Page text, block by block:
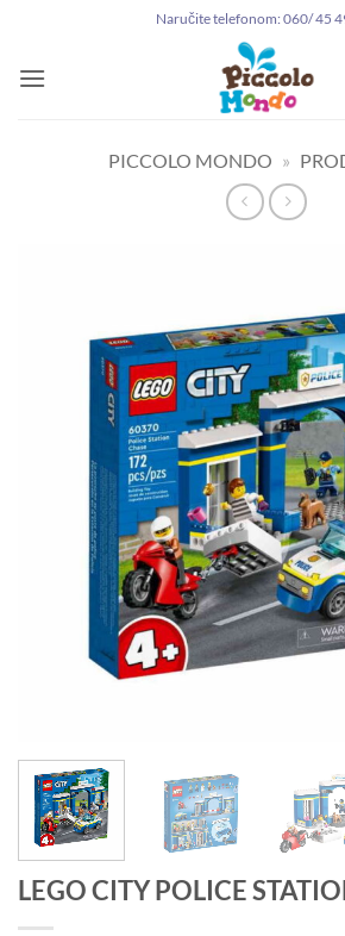
sadržaj
Naručite telefonom: 060/ 45
PICCOLO MONDO »
LEGO CITY POLICE